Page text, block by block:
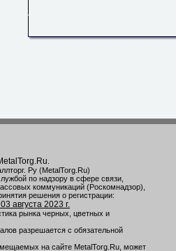
Ру (MetalTorg.Ru)
по надзору в сфере связи,
коммуникаций (Роскомнадзор),
решения о регистрации:
августа 2023 г.
рынка черных, цветных и
разрешается с обязательной
на сайте MetalTorg.Ru, может